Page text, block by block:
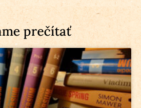
prečítať